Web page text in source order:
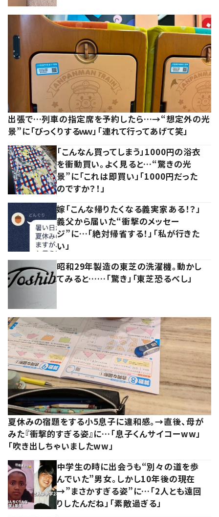
出張で…列車の指定席を予約したら…→“想定外の光
景”に「びっくりするｗｗ」「連れて行ってあげて笑」
「こんなん買ってしまう」1000円の浴衣
を衝動買い。よく見ると…“驚きの光
景”に「これは即買い」「1000円だった
のですか？！」
嫁「こんな帰りたくなる義実家ある！？」
義父から届いた“衝撃のメッセー
ジ”に…「絶対帰省する！」「私が行きた
い」
昭和29年製造の東芝の洗濯機。動かし
てみると……「驚き」「東芝恐るべし」
夏休みの宿題をする小5息子に違和感。→直後、母が
みた『衝撃的すぎる姿』に…「息子くんサイコーww」
「吹き出しちゃいましたww」
中学生の時に出会うも“別々の道を歩
んでいた”男女。しかし10年後の現在
→”まさかすぎる姿”に…「2人とも遠回
りしたんだね」「素敵過ぎる」